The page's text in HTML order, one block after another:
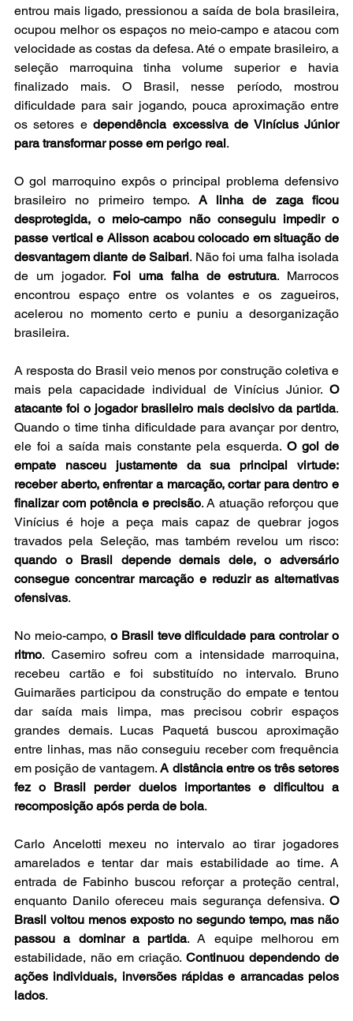
entrou mais ligado, pressionou a saída de bola brasileira,
ocupou melhor os espaços no meio-campo e atacou com
velocidade as costas da defesa. Até o empate brasileiro, a
seleção marroquina tinha volume superior e havia
finalizado mais. O Brasil, nesse período, mostrou
dificuldade para sair jogando, pouca aproximação entre
os setores e dependência excessiva de Vinícius Júnior
para transformar posse em perigo real.
O gol marroquino expôs o principal problema defensivo
brasileiro no primeiro tempo. A linha de zaga ficou
desprotegida, o meio-campo não conseguiu impedir o
passe vertical e Alisson acabou colocado em situação de
desvantagem diante de Saibari. Não foi uma falha isolada
de um jogador. Foi uma falha de estrutura. Marrocos
encontrou espaço entre os volantes e os zagueiros,
acelerou no momento certo e puniu a desorganização
brasileira.
A resposta do Brasil veio menos por construção coletiva e
mais pela capacidade individual de Vinícius Júnior. O
atacante foi o jogador brasileiro mais decisivo da partida.
Quando o time tinha dificuldade para avançar por dentro,
ele foi a saída mais constante pela esquerda. O gol de
empate nasceu justamente da sua principal virtude:
receber aberto, enfrentar a marcação, cortar para dentro e
finalizar com potência e precisão. A atuação reforçou que
Vinícius é hoje a peça mais capaz de quebrar jogos
quando o Brasil depende demais dele, o adversário
consegue concentrar marcação e reduzir as alternativas
ofensivas.
No meio-campo, o Brasil teve dificuldade para controlar o
ritmo. Casemiro sofreu com a intensidade marroquina,
recebeu cartão e foi substituído no intervalo. Bruno
Guimarães participou da construção do empate e tentou
dar saída mais limpa, mas precisou cobrir espaços
grandes demais. Lucas Paquetá buscou aproximação
entre linhas, mas não conseguiu receber com frequência
em posição de vantagem. A distância entre os três setores
fez o Brasil perder duelos importantes e dificultou a
recomposição após perda de bola.
Carlo Ancelotti mexeu no intervalo ao tirar jogadores
amarelados e tentar dar mais estabilidade ao time. A
entrada de Fabinho buscou reforçar a proteção central,
enquanto Danilo ofereceu mais segurança defensiva. O
Brasil voltou menos exposto no segundo tempo, mas não
passou a dominar a partida. A equipe melhorou em
estabilidade, não em criação. Continuou dependendo de
ações individuais, inversões rápidas e arrancadas pelos
lados.